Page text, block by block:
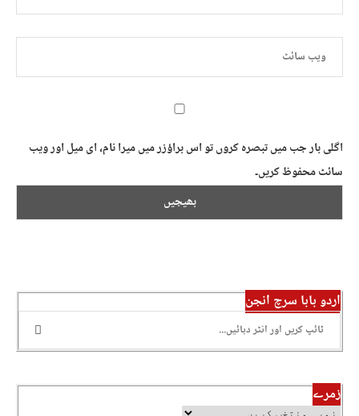
اگلی بار جب میں تبصرہ کروں تو اس براؤزر میں میرا نام، ای میل اور ویب
سائٹ محفوظ کریں۔
اردو بابا سرچ انجن
زمرے